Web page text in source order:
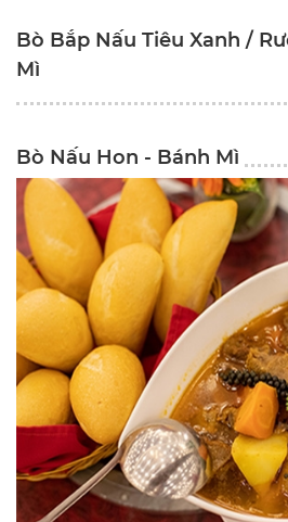
Bò Bắp Nấu Tiêu Xanh /
Mì
Bò Nấu Hon - Bánh Mì